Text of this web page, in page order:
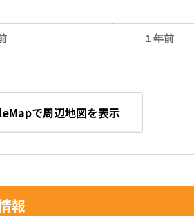
１年前
で周辺地図を表示
報